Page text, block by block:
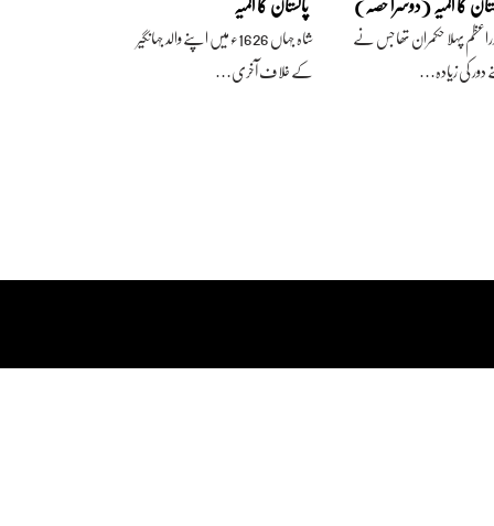
پہلا حکمران تھا جس نے
کی زیادہ…
شاہ جہاں 1626ء میں اپنے والد جہانگیر
کے خلاف آخری…